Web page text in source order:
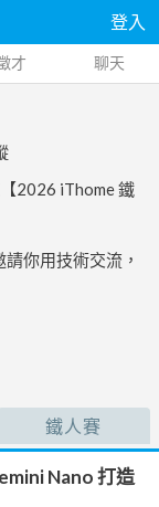
登入
才 聊天
2026 iThome 鐵
你用技術交流，
鐵人賽
Nano 打造